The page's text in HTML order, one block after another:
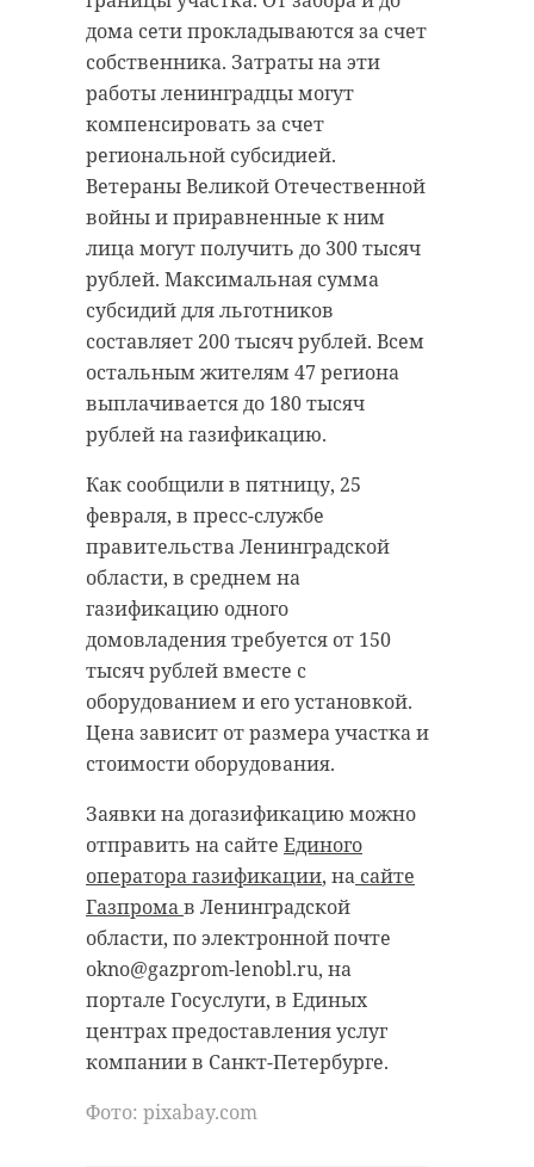
дома сети прокладываются за счет
собственника. Затраты на эти
работы ленинградцы могут
компенсировать за счет
региональной субсидией.
Ветераны Великой Отечественной
войны и приравненные к ним
лица могут получить до 300 тысяч
рублей. Максимальная сумма
субсидий для льготников
составляет 200 тысяч рублей. Всем
остальным жителям 47 региона
выплачивается до 180 тысяч
рублей на газификацию.
Как сообщили в пятницу, 25
февраля, в пресс-службе
правительства Ленинградской
области, в среднем на
газификацию одного
домовладения требуется от 150
тысяч рублей вместе с
оборудованием и его установкой.
Цена зависит от размера участка и
стоимости оборудования.
Заявки на догазификацию можно
отправить на сайте Единого
оператора газификации, на сайте
Газпромав Ленинградской
области, по электронной почте
okno@gazprom-lenobl.ru, на
портале Госуслуги, в Единых
центрах предоставления услуг
компании в Санкт-Петербурге.
Фото: рixabay.com
На 23 км 10 пикета машинист
начал подавать сигналы
повышенной громкости, на
которые ленинградец не
реагировал, а затем применил
экстренное торможение. Однако
избежать наезда не удалось.
Расстояние оказалось слишком
маленьким.
Житель Ленинградской области
остался жив. В настоящее время
он находится в больнице с
многочисленными травмами.
проверку по факту случившегося.
Фото: рixabay.com
ижорский завод
поезд
Поделиться статьей:
местной администрации
поблагодарили всех
неравнодушных жителей за
помощь.
Администрация Тихвинского района
Администрация Тихвинского района
В Кингисеппском районе в сборе
необходимых предметов для тех,
кто был вынужден покинуть свой
дом, участвовали не только
индивидуальные
предприниматели и организации.
Администрация Кингисеппского
района
Во Всеволожском районе сбор
необходимых вещей для беженцев
продолжается. Неравнодушные
детское питание, канцтовары,
гигиенические средства,
сухпайки, воду, постельное белье,
бытовую технику и многое другое
в пункты приема «Единой
России».
Как только узнала,
что собирают